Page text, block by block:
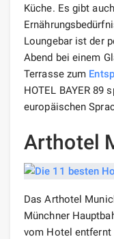
Küche. Es gibt
Loungebar ist der
Abend bei einem
Terrasse zum
HOTEL BAYER 89
europäischen
Arthotel
Das Arthotel
Münchner
vom Hotel entfernt